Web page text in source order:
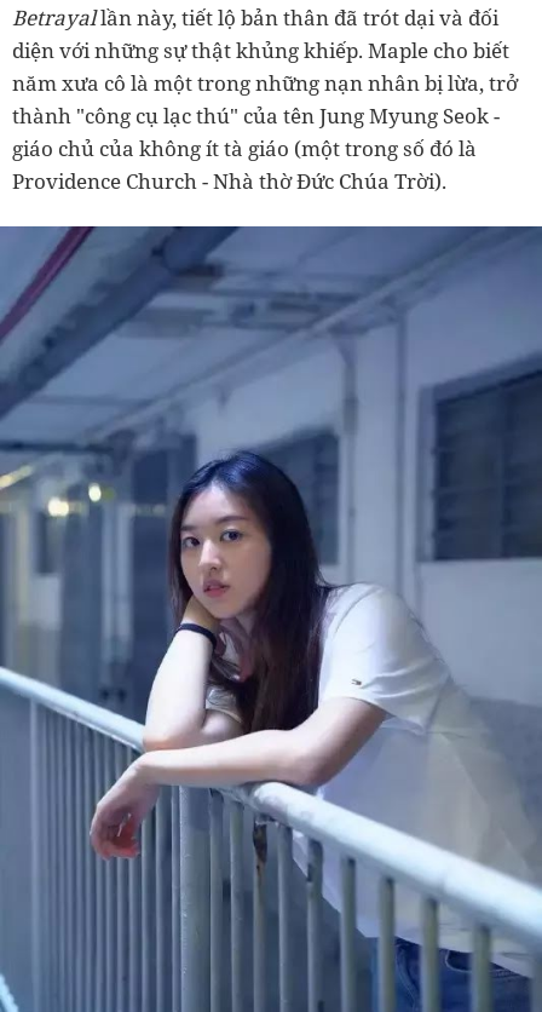
Betrayallần này, tiết lộ bản thân đã trót dại và đối
diện với những sự thật khủng khiếp. Maple cho biết
năm xưa cô là một trong những nạn nhân bị lừa, trở
thành "công cụ lạc thú" của tên Jung Myung Seok -
giáo chủ của không ít tà giáo (một trong số đó là
Providence Church - Nhà thờ Đức Chúa Trời).